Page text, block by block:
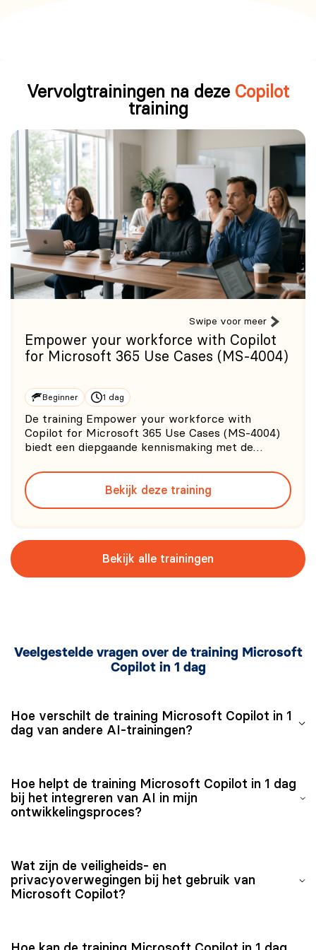
Vervolgtrainingen na deze Copilot
training
Swipe voor meer
Empower your workforce with Copilot
for Microsoft 365 Use Cases (MS-4004)
Beginner 1 dag
De training Empower your workforce with
Copilot for Microsoft 365 Use Cases (MS-4004)
biedt een diepgaande kennismaking met de
Microsoft 365-suite. Deze Copilot training is
voornamelijk ontworpen om bedrijfsleiders te
helpen om hun werknemers productie
Bekijk deze training
Bekijk alle trainingen
Veelgestelde vragen over de training Microsoft
Copilot in 1 dag
Hoe verschilt de training Microsoft Copilot in 1
dag van andere AI-trainingen?
Je leert hoe Copilot kan worden geïntegreerd in de
dagelijkse werkprocessen van ontwikkelaars. Door
middel van een intensieve, praktische benadering word
Hoe helpt de training Microsoft Copilot in 1 dag
bij het integreren van AI in mijn
ontwikkelingsproces?
integreren in jouw dagelijkse ontwikkelingsproces door
veelvoorkomende taken te automatiseren, de
codekwaliteit te verbeteren en een snellere
Wat zijn de veiligheids- en
privacyoverwegingen bij het gebruik van
Microsoft Copilot?